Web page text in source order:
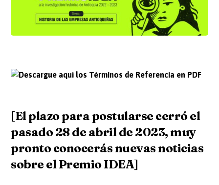
[El plazo para postularse cerró el
pasado 28 de abril de 2023, muy
pronto conocerás nuevas noticias
sobre el Premio IDEA​​]